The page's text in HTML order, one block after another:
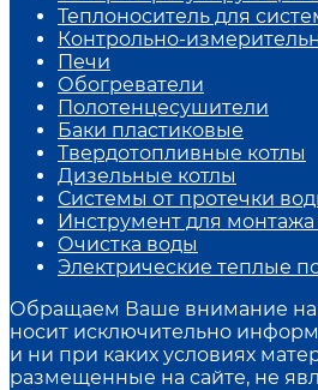
Теплоноситель для
Контрольно-
Печи
Обогреватели
Полотенцесушители
Баки пластиковые
Твердотопливные котлы
Дизельные котлы
Системы от протечки
Инструмент для монтажа
Очистка воды
Электрические теплые
Обращаем Ваше внимание на
носит исключительно
и ни при каких условиях
размещенные на сайте, не